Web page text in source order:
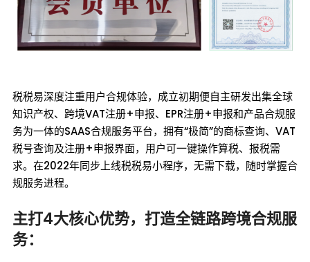
税税易深度注重用户合规体验，成立初期便⾃主研发出集全球
知识产权、跨境VAT注册+申报、EPR注册+申报和产品合规服
务为⼀体的SAAS合规服务平台，拥有“极简”的商标查询、VAT
税号查询及注册+申报界面，用户可一键操作算税、报税需
求。在2022年同步上线税税易小程序，无需下载，随时掌握合
规服务进程。
主打4大核心优势，打造全链路跨境合规服
务：